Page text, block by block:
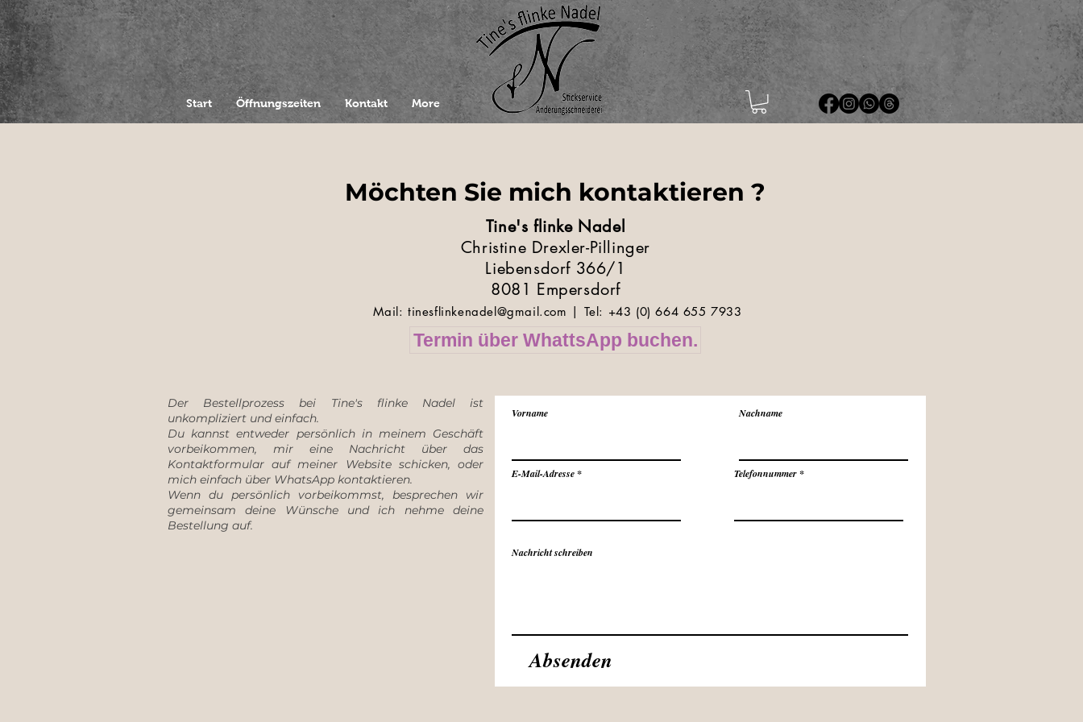
Start Öffnungszeiten Kontakt More
Möchten Sie mich kontaktieren ?
Tine's flinke Nadel
Christine Drexler-Pillinger
Liebensdorf 366/1
8081 Empersdorf
Mail:tinesflinkenadel@gmail.com | Tel: +43 (0) 664 655 7933
Termin über WhattsApp buchen.
Der Bestellprozess bei Tine's flinke Nadel ist
unkompliziert und einfach.
Du kannst entweder persönlich in meinem Geschäft
vorbeikommen, mir eine Nachricht über das
Kontaktformular auf meiner Website schicken, oder
mich einfach über WhatsApp kontaktieren.
Wenn du persönlich vorbeikommst, besprechen wir
gemeinsam deine Wünsche und ich nehme deine
Bestellung auf.
Vorname
E-Mail-Adresse
Nachname
Telefonnummer
Nachricht schreiben
Absenden